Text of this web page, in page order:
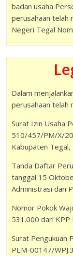
badan usaha
perusahaan telah
Negeri Tegal
Dalam
perusahaan telah
Surat Izin Usaha
510/457/PM/X/
Kabupaten
Tanda Daftar
tanggal 15
Administrasi dan
Nomor Pokok
531.000 dari KPP
Surat Pengukuan
PEM-00147/